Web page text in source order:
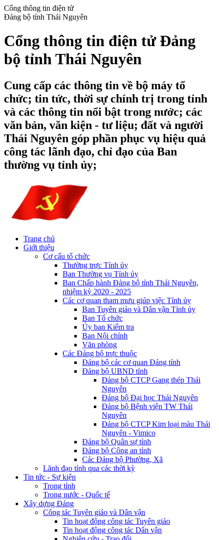
Cổng thông tin điện tử
Đảng bộ tỉnh Thái Nguyên
Cổng thông tin điện tử Đảng
bộ tỉnh Thái Nguyên
Cung cấp các thông tin về bộ máy tổ
chức; tin tức, thời sự chính trị trong tỉnh
và các thông tin nổi bật trong nước; các
văn bản, văn kiện - tư liệu; đất và người
Thái Nguyên góp phần phục vụ hiệu quả
công tác lãnh đạo, chỉ đạo của Ban
thường vụ tỉnh ủy;
Trang chủ
Giới thiệu
Cơ cấu tổ chức
Thường trực Tỉnh ủy
Ban Thường vụ Tỉnh ủy
Ban Chấp hành Đảng bộ tỉnh Thái Nguyên,
nhiệm kỳ 2020 - 2025
Các cơ quan tham mưu giúp việc Tỉnh ủy
Ban Tuyên giáo và Dân vận Tỉnh ủy
Ban Tổ chức
Ủy ban Kiểm tra
Ban Nội chính
Văn phòng
Các Đảng bộ trực thuộc
Đảng bộ các cơ quan Đảng tỉnh
Đảng bộ UBND tỉnh
Đảng bộ CTCP Gang thép Thái
Nguyên
Đảng bộ Đại học Thái Nguyên
Đảng bộ Bệnh viện TW Thái
Nguyên
Đảng bộ CTCP Kim loại màu Thái
Nguyên - Vimico
Đảng bộ Quân sự tỉnh
Đảng bộ Công an tỉnh
Các Đảng bộ Phường, Xã
Lãnh đạo tỉnh qua các thời kỳ
Tin tức - Sự kiện
Trong tỉnh
Trong nước - Quốc tế
Xây dựng Đảng
Công tác Tuyên giáo và Dân vận
Tin hoạt động công tác Tuyên giáo
Tin hoạt động công tác Dân vận